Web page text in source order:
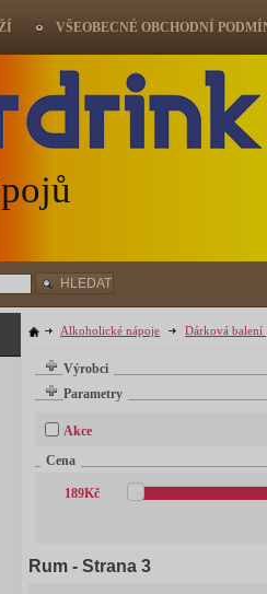
Alkoholické nápoje Dárková balení
Výrobci
Parametry
Akce
Cena
189Kč
Rum - Strana 3
VŠEOBECNÉ OBCHODNÍ
HLEDAT